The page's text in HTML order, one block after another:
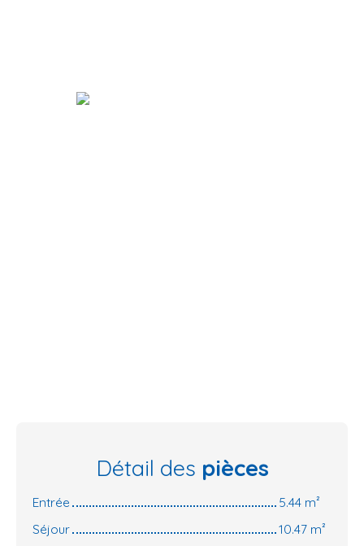
Détail des pièces
Entrée
5.44 m²
Séjour
10.47 m²